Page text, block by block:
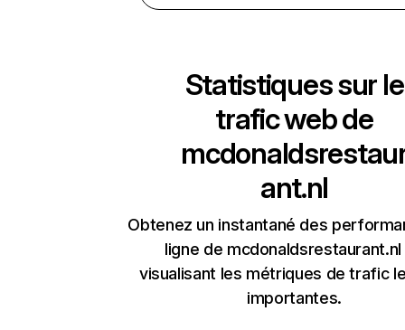
Statistiques sur le
trafic web de
ant.nl
Obtenez un instantané des
ligne de mcdonaldsrestaurant.nl
visualisant les métriques de trafic
importantes.